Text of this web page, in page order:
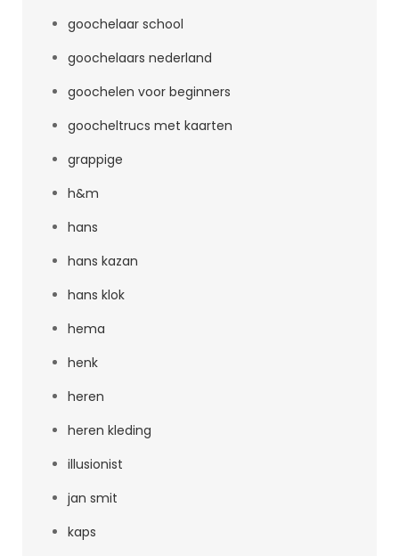
goochelaar school
goochelaars nederland
goochelen voor beginners
goocheltrucs met kaarten
grappige
h&m
hans
hans kazan
hans klok
hema
henk
heren
heren kleding
illusionist
jan smit
kaps